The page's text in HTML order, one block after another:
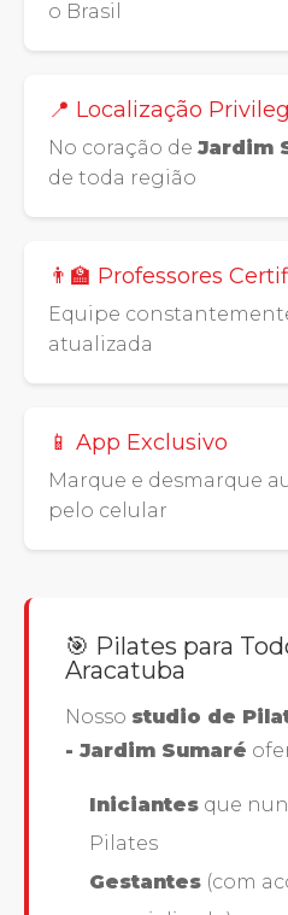
o Brasil
📍 Localização
No coração de Jardim
de toda região
👨‍🏫 Professores
Equipe
atualizada
📱 App Exclusivo
Marque e desmarque
pelo celular
🎯 Pilates para
Aracatuba
Nosso studio de
- Jardim Sumaré
Iniciantes que
Pilates
Gestantes (com